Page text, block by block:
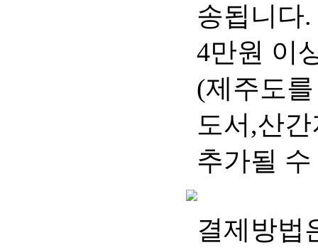
송됩니다.
4만원 이
(제주도
도서,산
추가될
결제방법